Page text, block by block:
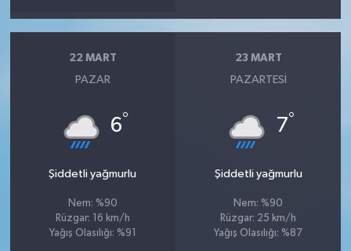
22 MART
PAZAR
6°
Şiddetli yağmurlu
Nem: %90
Rüzgar: 16 km/h
Yağış Olasılığı: %91
23 MART
PAZARTESI
7°
Şiddetli yağmurlu
Nem: %90
Rüzgar: 25 km/h
Yağış Olasılığı: %87